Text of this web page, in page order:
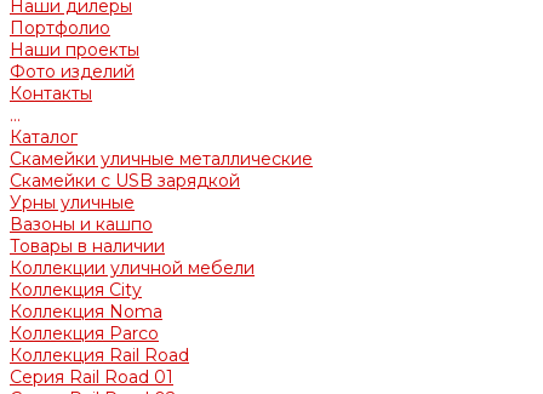
Наши дилеры
Портфолио
Наши проекты
Фото изделий
Контакты
...
Каталог
Скамейки уличные металлические
Скамейки с USB зарядкой
Урны уличные
Вазоны и кашпо
Товары в наличии
Коллекции уличной мебели
Коллекция City
Коллекция Noma
Коллекция Parco
Коллекция Rail Road
Серия Rail Road 01